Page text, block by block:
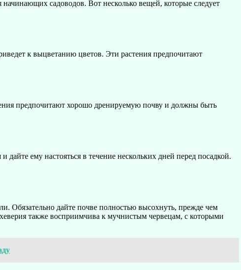
садоводов. Вот несколько вещей, которые следует
к выцветанию цветов. Эти растения предпочитают
предпочитают хорошо дренируемую почву и должны быть
ему настояться в течение нескольких дней перед посадкой.
Обязательно дайте почве полностью высохнуть, прежде чем
также восприимчива к мучнистым червецам, с которыми